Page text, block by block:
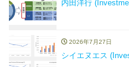
内田洋行
2026年7月27日
シイエヌエス